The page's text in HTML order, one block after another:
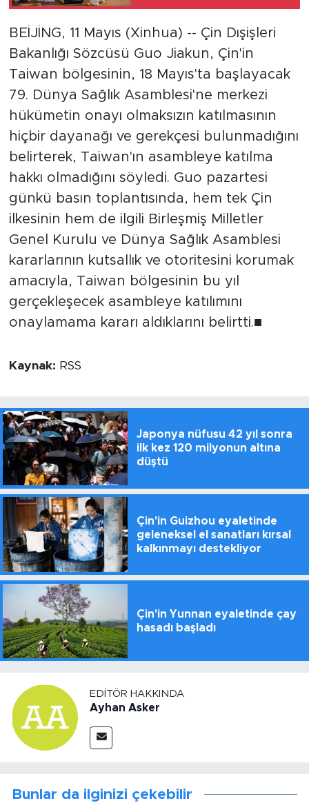
engelliyor
BEİJİNG, 11 Mayıs (Xinhua) -- Çin Dışişleri
Bakanlığı Sözcüsü Guo Jiakun, Çin'in
Taiwan bölgesinin, 18 Mayıs'ta başlayacak
79. Dünya Sağlık Asamblesi'ne merkezi
hükümetin onayı olmaksızın katılmasının
hiçbir dayanağı ve gerekçesi bulunmadığını
belirterek, Taiwan'ın asambleye katılma
hakkı olmadığını söyledi. Guo pazartesi
günkü basın toplantısında, hem tek Çin
ilkesinin hem de ilgili Birleşmiş Milletler
Genel Kurulu ve Dünya Sağlık Asamblesi
kararlarının kutsallık ve otoritesini korumak
amacıyla, Taiwan bölgesinin bu yıl
gerçekleşecek asambleye katılımını
onaylamama kararı aldıklarını belirtti.■
Kaynak: RSS
Japonya nüfusu 42 yıl sonra
ilk kez 120 milyonun altına
düştü
Çin'in Guizhou eyaletinde
geleneksel el sanatları kırsal
kalkınmayı destekliyor
Çin'in Yunnan eyaletinde çay
hasadı başladı
EDITÖR HAKKINDA
Ayhan Asker
Bunlar da ilginizi çekebilir